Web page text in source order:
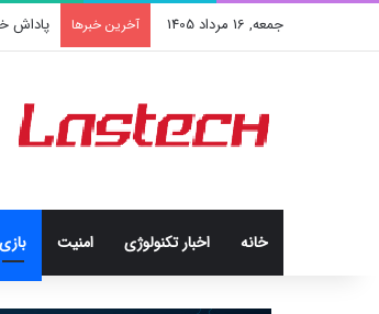
جمعه, 16 مرداد 1405 آخرین خبرها پاداش
خانه اخبار تکنولوژی امنيت بازی